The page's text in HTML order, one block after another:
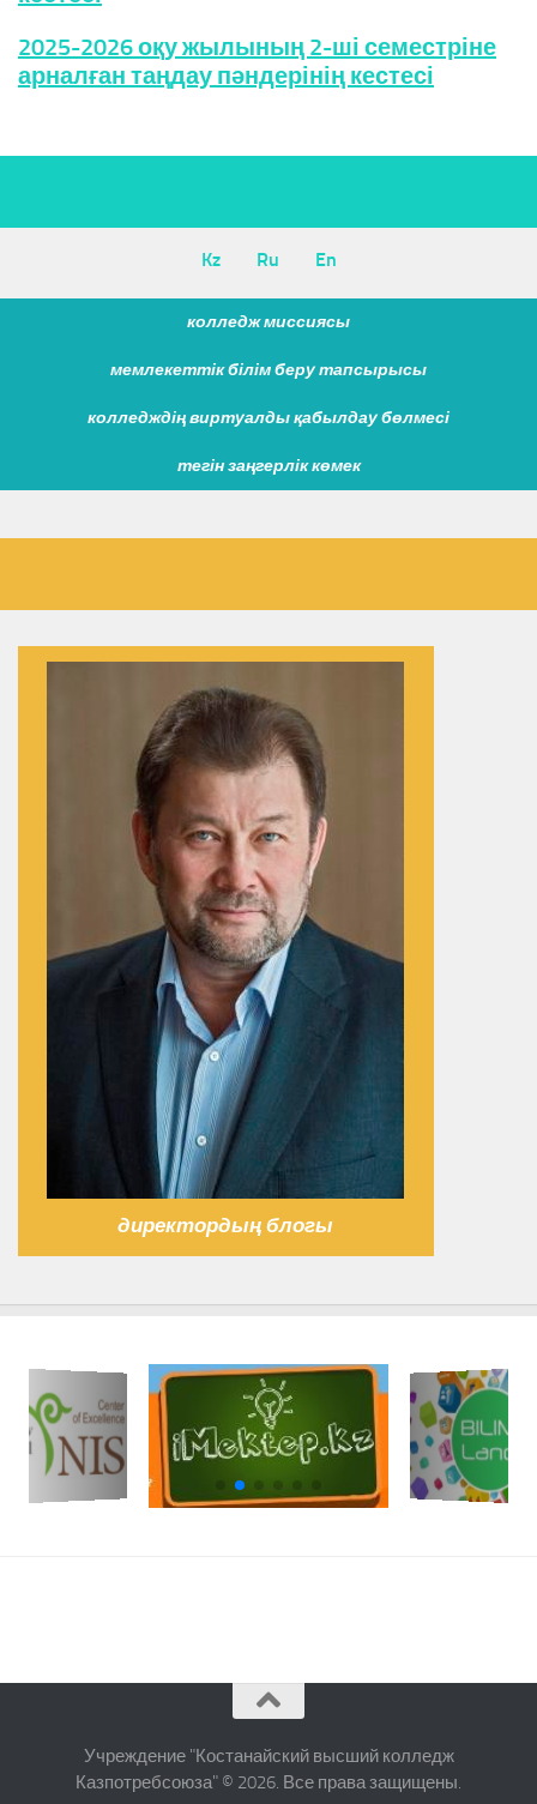
2025-2026 оқу жылының 2-ші семестріне
арналған таңдау пәндерінің кестесі
Kz Ru En
колледж миссиясы
мемлекеттік білім беру тапсырысы
колледждің виртуалды қабылдау бөлмесі
тегін заңгерлік көмек
директордың блогы
Учреждение "Костанайский высший колледж
Казпотребсоюза" © 2026. Все права защищены.